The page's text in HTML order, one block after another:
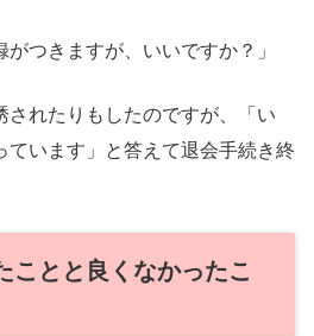
がつきますが、いいですか？」
されたりもしたのですが、「い
ています」と答えて退会手続き終
ことと良くなかったこ